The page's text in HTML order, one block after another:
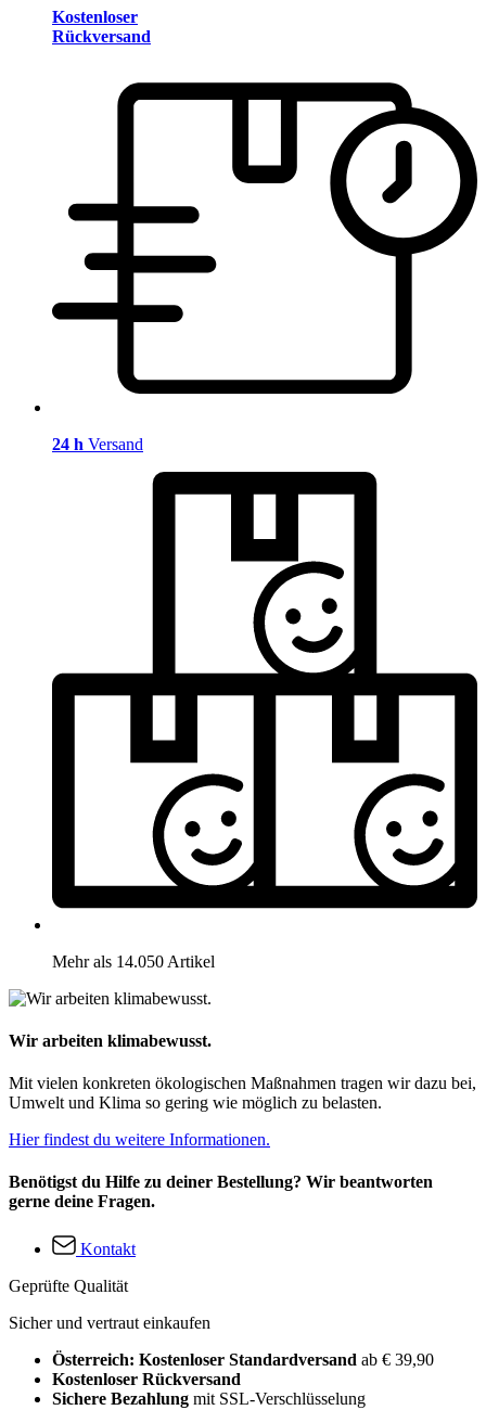
Kostenloser
Rückversand
24 h Versand
Mehr als 14.050 Artikel
Wir arbeiten klimabewusst.
Mit vielen konkreten ökologischen Maßnahmen tragen wir dazu bei,
Umwelt und Klima so gering wie möglich zu belasten.
Hier findest du weitere Informationen.
Benötigst du Hilfe zu deiner Bestellung? Wir beantworten
gerne deine Fragen.
Kontakt
Geprüfte Qualität
Sicher und vertraut einkaufen
Österreich: Kostenloser Standardversand ab € 39,90
Kostenloser Rückversand
Sichere Bezahlung mit SSL-Verschlüsselung